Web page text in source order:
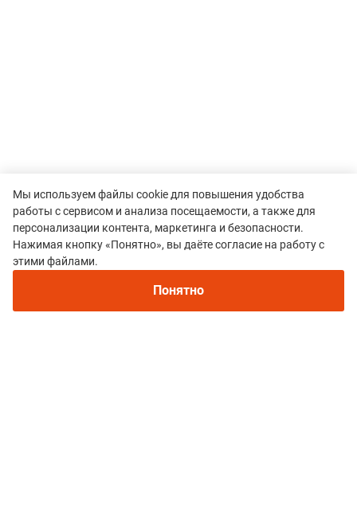
Все гонки
ТРЕЙЛ "ШИГИРСКИЙ ИДОЛ"
Мы используем файлы cookie для повышения удобства
работы с сервисом и анализа посещаемости, а также для
персонализации контента, маркетинга и безопасности.
Нажимая кнопку «Понятно», вы даёте согласие на работу с
этими файлами.
Понятно